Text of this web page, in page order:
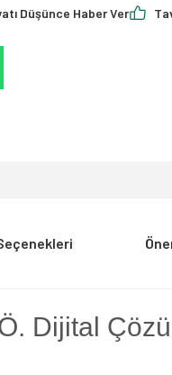
Düşünce Haber Ver
Dijital